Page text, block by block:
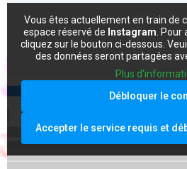
Vous êtes actuellement en train de
espace réservé de Instagram .
cliquez sur le bouton ci-dessous.
des données seront partagées
Plus
Débloquer le
Accepter le service requis et